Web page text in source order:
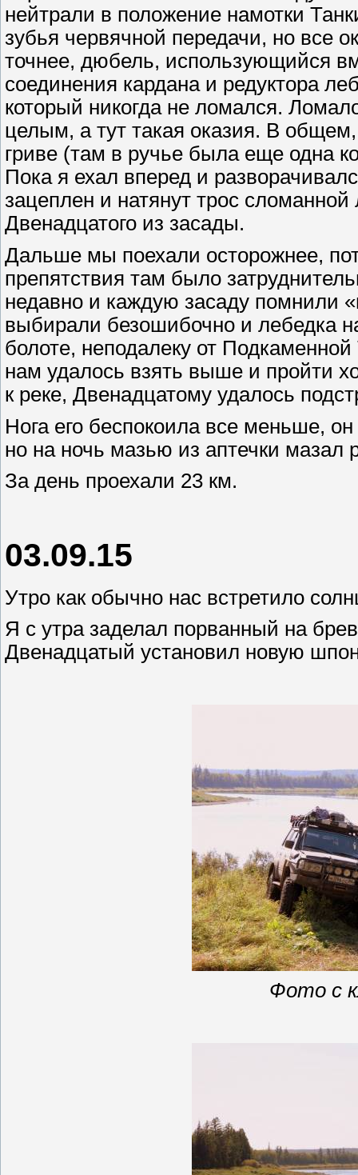
нейтрали в положение намотки
зубья червячной передачи, но все
точнее, дюбель, использующийся
соединения кардана и редуктора
который никогда не ломался.
целым, а тут такая оказия. В
гриве (там в ручье была еще одна
Пока я ехал вперед и
зацеплен и натянут трос
Двенадцатого из засады.
Дальше мы поехали осторожнее,
препятствия там было
недавно и каждую засаду помнили
выбирали безошибочно и лебедка
болоте, неподалеку от
нам удалось взять выше и пройти
к реке, Двенадцатому удалось
Нога его беспокоила все меньше,
но на ночь мазью из аптечки мазал
За день проехали 23 км.
03.09.15
Утро как обычно нас встретило
Я с утра заделал порванный на
Двенадцатый установил новую
Фото с